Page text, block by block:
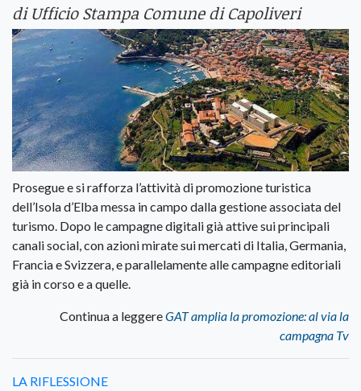
di Ufficio Stampa Comune di Capoliveri
Prosegue e si rafforza l’attività di promozione turistica
dell’Isola d’Elba messa in campo dalla gestione associata del
turismo. Dopo le campagne digitali già attive sui principali
canali social, con azioni mirate sui mercati di Italia, Germania,
Francia e Svizzera, e parallelamente alle campagne editoriali
già in corso e a quelle.
Continua a leggereGAT amplia la promozione: al via la
campagna Tv
LA RIFLESSIONE